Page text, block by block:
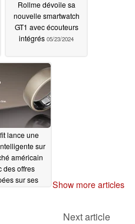
Rollme dévoile sa
nouvelle smartwatch
GT1 avec écouteurs
intégrés 05/23/2024
lance une
sur
américain
des offres
sur ses
Show more articles
Next article